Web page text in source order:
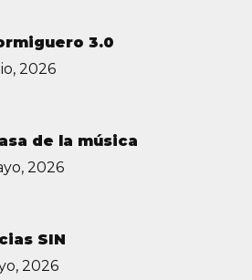
3.0
2026
de la música
2026
SIN
2026